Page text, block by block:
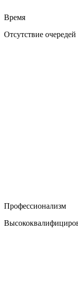
Время
Отсутствие
Профессионализм